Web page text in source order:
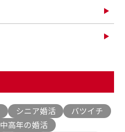
シニア婚活
バツイチ
中高年の婚活